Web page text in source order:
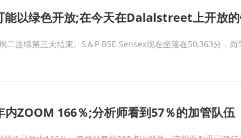
能以绿色开放;在今天在Dalalstreet上开放
二连续第三天结束。S＆P BSE Sensex现在坐落在50,363分，而
内ZOOM 166％;分析师看到57％的加管队伍